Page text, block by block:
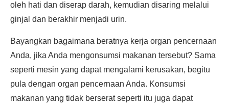
oleh hati dan diserap darah, kemudian disaring melalui
ginjal dan berakhir menjadi urin.
Bayangkan bagaimana beratnya kerja organ pencernaan
Anda, jika Anda mengonsumsi makanan tersebut? Sama
seperti mesin yang dapat mengalami kerusakan, begitu
pula dengan organ pencernaan Anda. Konsumsi
makanan yang tidak berserat seperti itu juga dapat